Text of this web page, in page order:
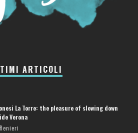
ARTICOLI
La Torre: the pleasure of slowing down
Verona